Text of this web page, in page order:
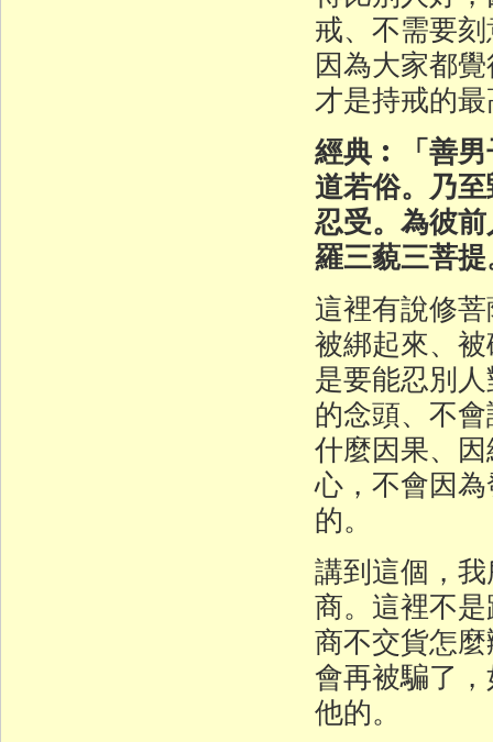
戒、不需要
因為大家都
才是持戒的
經典︰「善
道若俗。乃
忍受。為彼
羅三藐三菩
這裡有說修
被綁起來、
是要能忍別
的念頭、不
什麼因果、
心，不會因
的。
講到這個，
商。這裡不
商不交貨怎
會再被騙了
他的。